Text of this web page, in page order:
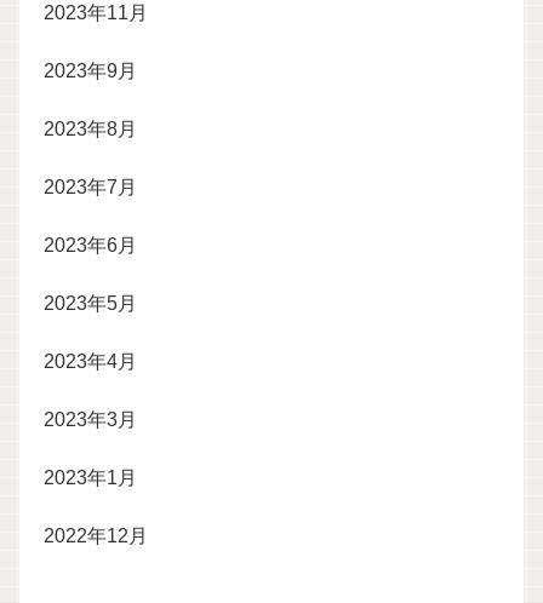
2023年11月
2023年9月
2023年8月
2023年7月
2023年6月
2023年5月
2023年4月
2023年3月
2023年1月
2022年12月